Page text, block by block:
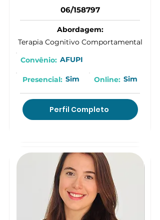
06/158797
Abordagem:
Terapia Cognitivo Comportamental
Convênio: AFUPI
Presencial: Sim Online: Sim
Perfil Completo
(15) 9 8157-0332